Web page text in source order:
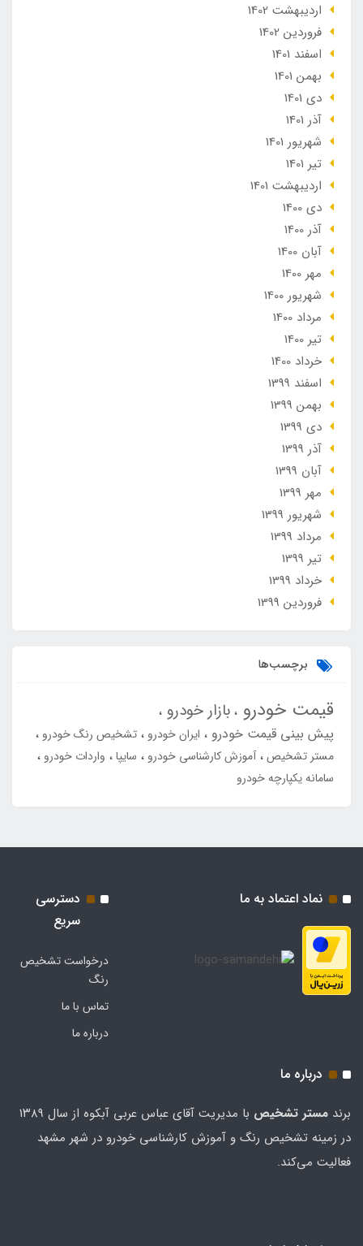
ارديبهشت 1402
فروردین 1402
اسفند 1401
بهمن 1401
دی 1401
آذر 1401
شهریور 1401
تير 1401
ارديبهشت 1401
دی 1400
آذر 1400
آبان 1400
مهر 1400
شهریور 1400
مرداد 1400
تير 1400
خرداد 1400
اسفند 1399
بهمن 1399
دی 1399
آذر 1399
آبان 1399
مهر 1399
شهریور 1399
مرداد 1399
تير 1399
خرداد 1399
فروردین 1399
برچسب‌ها
قیمت خودرو بازار خودرو
پیش بینی قیمت خودرو ایران خودرو
تشخیص رنگ خودرو
مستر تشخیص آموزش کارشناسی خودرو سایپا
واردات خودرو
سامانه یکپارچه خودرو
نماد اعتماد به ما
دسترسی
سریع
درخواست تشخیص
رنگ
تماس با ما
درباره ما
درباره ما
برند مستر تشخيص
با مدیریت آقای عباس عربی آبکوه از سال ۱۳۸۹
در زمینه تشخیص رنگ و آموزش کارشناسی خودرو در شهر مشهد
فعالیت می‌کند.